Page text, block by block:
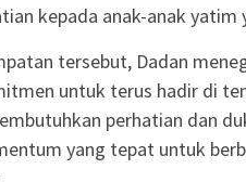
kepada anak-anak yatim
tersebut, Dadan
untuk terus hadir di
perhatian dan
yang tepat untuk